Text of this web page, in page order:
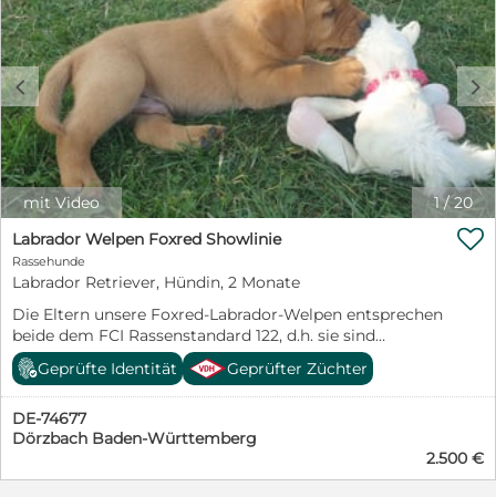
1/20
c d
mit Video
Labrador Welpen Foxred Showlinie
Rassehunde
Labrador Retriever, Hündin, 2 Monate
Die Eltern unsere Foxred-Labrador-Welpen entsprechen
beide dem FCI Rassenstandard 122, d.h. sie sind
Vertreter der "Showlinie". Sie sind bei uns im
Wohnzimmer geboren und erleben dort ihre ersten
Lebenswochen. Wir haben nur die eine Hündin, die mit
uns im Haushalt und nicht "irgendwo" lebt. Wir züchten
unter dem Dach des FCI, VDH und LCD und deren
und Wesenstest. Wenn Sie sich für einen Labrador als

Geprüfte Identität Geprüfter Züchter
DE-74677
Dörzbach Baden-Württemberg
2.500 €